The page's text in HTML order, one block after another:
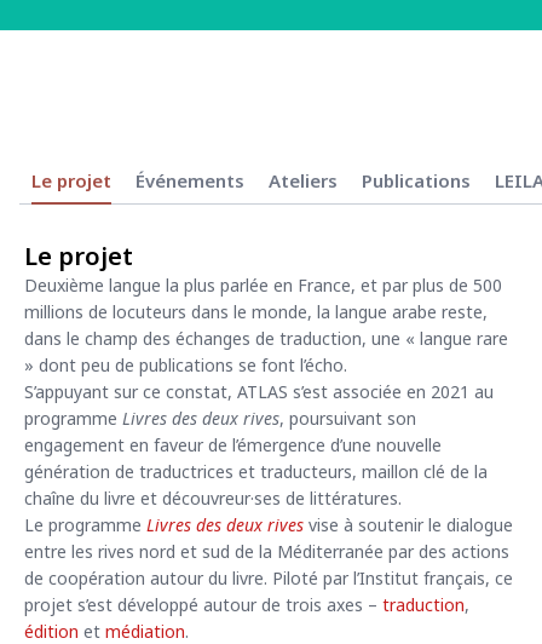
Le projet Événements Ateliers Publications
Le projet
Deuxième langue la plus parlée en France, et par plus de 500
millions de locuteurs dans le monde, la langue arabe reste,
dans le champ des échanges de traduction, une « langue rare
» dont peu de publications se font l’écho.
S’appuyant sur ce constat, ATLAS s’est associée en 2021 au
programme Livres des deux rives, poursuivant son
engagement en faveur de l’émergence d’une nouvelle
génération de traductrices et traducteurs, maillon clé de la
chaîne du livre et découvreur·ses de littératures.
Le programme Livres des deux rives vise à soutenir le dialogue
entre les rives nord et sud de la Méditerranée par des actions
de coopération autour du livre. Piloté par l’Institut français, ce
projet s’est développé autour de trois axes – traduction,
édition et médiation.